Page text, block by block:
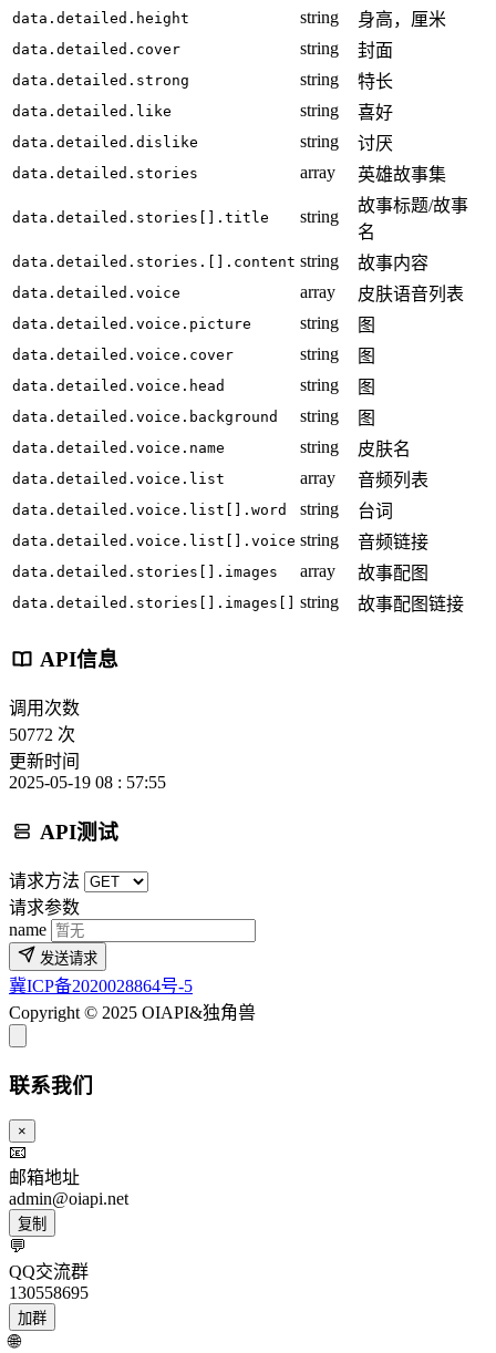
data.detailed.height string 身高，厘米
data.detailed.cover string 封面
data.detailed.strong string 特长
data.detailed.like string 喜好
data.detailed.dislike string 讨厌
data.detailed.stories array 英雄故事集
data.detailed.stories[].title string
故事标题/故事
名
data.detailed.stories.[].content string 故事内容
data.detailed.voice array 皮肤语音列表
data.detailed.voice.picture string 图
data.detailed.voice.cover string 图
data.detailed.voice.head string 图
data.detailed.voice.background string 图
data.detailed.voice.name string 皮肤名
data.detailed.voice.list array 音频列表
data.detailed.voice.list[].word string 台词
data.detailed.voice.list[].voice string 音频链接
data.detailed.stories[].images array 故事配图
data.detailed.stories[].images[] string 故事配图链接
API信息
调用次数
50772 次
更新时间
2025-05-19 08 : 57:55
API测试
请求方法
请求参数
name
发送请求
冀ICP备2020028864号-5
Copyright © 2025 OIAPI&独角兽
联系我们
×
📧
邮箱地址
admin@oiapi.net
复制
💬
QQ交流群
130558695
加群
🌐